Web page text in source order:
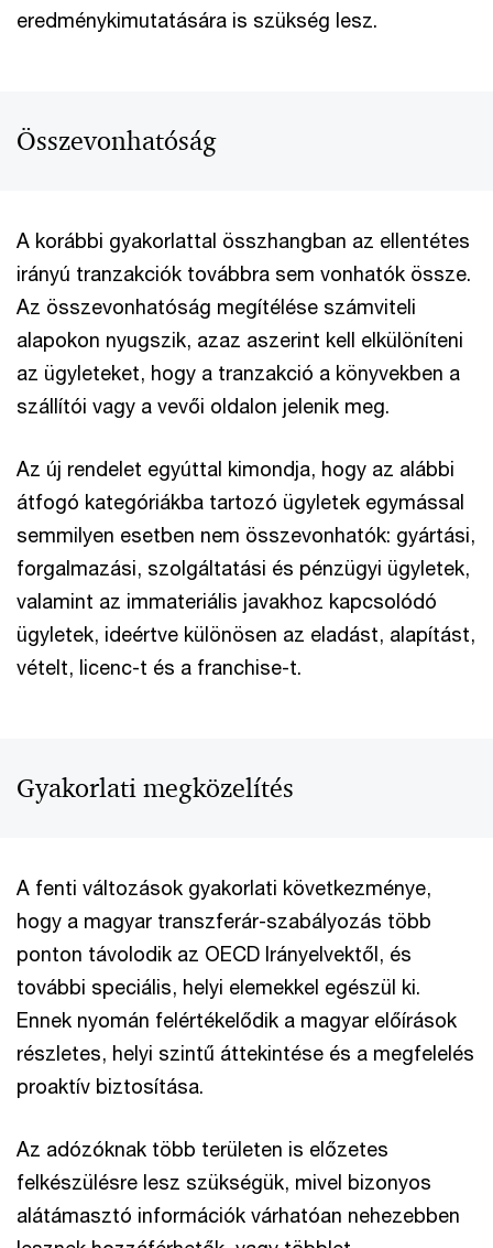
eredménykimutatására is szükség lesz.
Összevonhatóság
A korábbi gyakorlattal összhangban az ellentétes
irányú tranzakciók továbbra sem vonhatók össze.
Az összevonhatóság megítélése számviteli
alapokon nyugszik, azaz aszerint kell elkülöníteni
az ügyleteket, hogy a tranzakció a könyvekben a
szállítói vagy a vevői oldalon jelenik meg.
Az új rendelet egyúttal kimondja, hogy az alábbi
átfogó kategóriákba tartozó ügyletek egymással
semmilyen esetben nem összevonhatók: gyártási,
forgalmazási, szolgáltatási és pénzügyi ügyletek,
valamint az immateriális javakhoz kapcsolódó
ügyletek, ideértve különösen az eladást, alapítást,
vételt, licenc-t és a franchise-t.
Gyakorlati megközelítés
A fenti változások gyakorlati következménye,
hogy a magyar transzferár-szabályozás több
ponton távolodik az OECD Irányelvektől, és
további speciális, helyi elemekkel egészül ki.
Ennek nyomán felértékelődik a magyar előírások
részletes, helyi szintű áttekintése és a megfelelés
proaktív biztosítása.
Az adózóknak több területen is előzetes
felkészülésre lesz szükségük, mivel bizonyos
alátámasztó információk várhatóan nehezebben